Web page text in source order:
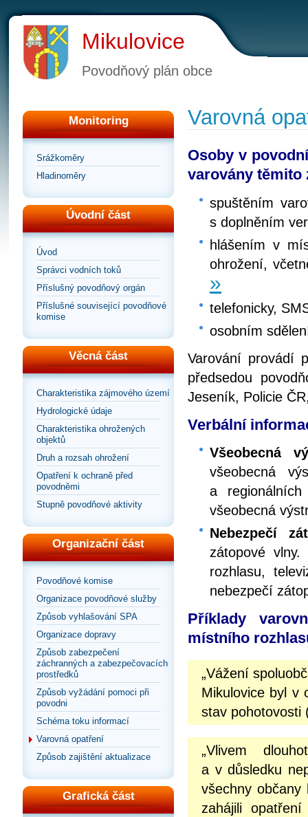
Mikulovice
Povodňový plán obce
Monitoring
Srážkoměry
Hladinoměry
Úvodní část
Úvod
Správci vodních toků
Příslušný povodňový orgán
Příslušné související povodňové
komise
Věcná část
Charakteristika zájmového území
Hydrologické údaje
Charakteristika ohrožených
objektů
Druh a rozsah ohrožení
Opatření k ochraně před
povodněmi
Stupně povodňové aktivity
Organizační část
Povodňové komise
Organizace povodňové služby
Způsob vyhlašování SPA
Organizace dopravy
Způsob zabezpečení
záchranných a zabezpečovacích
prostředků
Způsob vyžádání pomoci při
povodni
Schéma toku informací
Varovná opatření
Způsob zajištění aktualizace
Grafická část
Varovná
Osoby v
varovány těmito
spuštěním
s doplněním
hlášením v
ohrožení,
»
telefonicky,
osobním
Varování provádí
předsedou
Jeseník, Policie
Verbální
Všeobecná
všeobecná
a regionálních
všeobecná
Nebezpečí
zátopové
rozhlasu,
nebezpečí
Příklady
místního
„Vážení
Mikulovice byl v
stav pohotovosti
„Vlivem
a v důsledku
všechny
zahájili